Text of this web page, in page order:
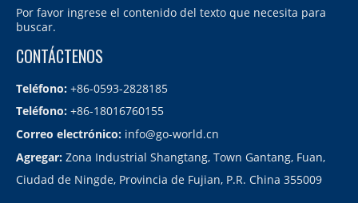
Por favor ingrese el contenido del texto que necesita para
buscar.
CONTÁCTENOS
Teléfono: +86-0593-2828185
Teléfono: +86-18016760155
Correo electrónico: info@go-world.cn
Agregar: Zona Industrial Shangtang, Town Gantang, Fuan,
Ciudad de Ningde, Provincia de Fujian, P.R. China 355009